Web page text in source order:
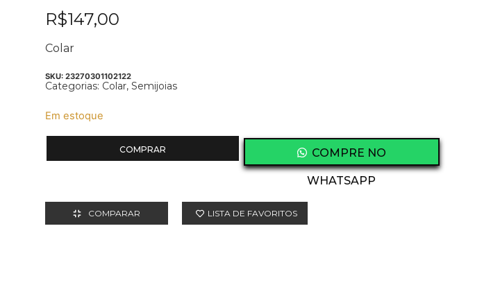
R$147,00
Colar
SKU: 23270301102122
Categorias: Colar, Semijoias
Em estoque
COMPRAR COMPRE NO
WHATSAPP
COMPARAR LISTA DE FAVORITOS